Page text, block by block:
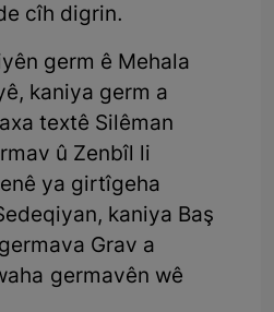
cîh digrin.
germ ê Mehala
kaniya germ a
textê Silêman
û Zenbîl li
ya girtîgeha
kaniya Baş
Grav a
germavên wê